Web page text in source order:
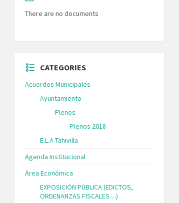
There are no documents
CATEGORIES
Acuerdos Municipales
Ayuntamiento
Plenos
Plenos 2018
E.L.A Tahivilla
Agenda Institucional
Área Económica
EXPOSICIÓN PÚBLICA (EDICTOS,
ORDENANZAS FISCALES…)